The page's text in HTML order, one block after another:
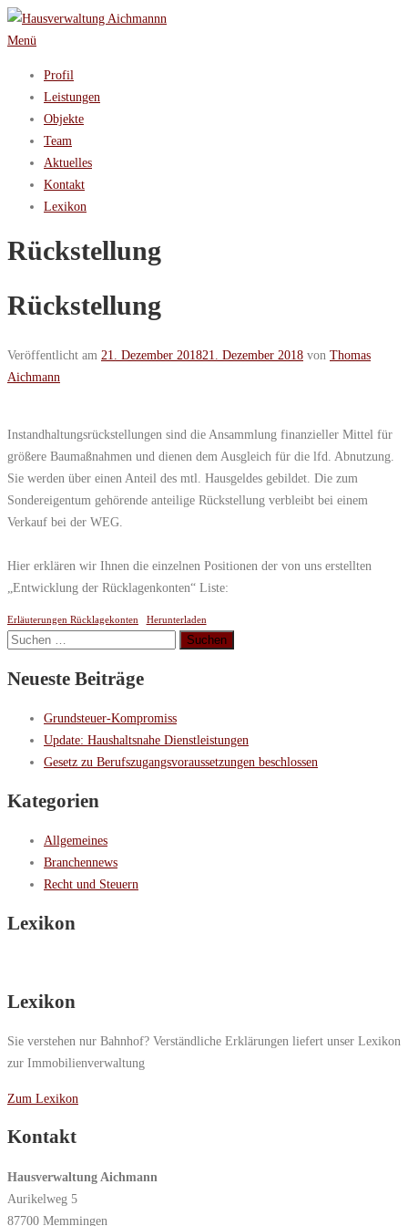
Zum
Inhalt
Menü
Profil
Leistungen
Objekte
Team
Aktuelles
Kontakt
Lexikon
Rückstellung
Rückstellung
Veröffentlicht am 21. Dezember 201821. Dezember 2018 von Thomas
Aichmann
Instandhaltungsrückstellungen sind die Ansammlung finanzieller Mittel für
größere Baumaßnahmen und dienen dem Ausgleich für die lfd. Abnutzung.
Sie werden über einen Anteil des mtl. Hausgeldes gebildet. Die zum
Sondereigentum gehörende anteilige Rückstellung verbleibt bei einem
Verkauf bei der WEG.
Hier erklären wir Ihnen die einzelnen Positionen der von uns erstellten
„Entwicklung der Rücklagenkonten“ Liste:
Erläuterungen Rücklagekonten Herunterladen
Suchen
Neueste Beiträge
Grundsteuer-Kompromiss
Update: Haushaltsnahe Dienstleistungen
Gesetz zu Berufszugangsvoraussetzungen beschlossen
Kategorien
Allgemeines
Branchennews
Recht und Steuern
Lexikon
Lexikon
Sie verstehen nur Bahnhof? Verständliche Erklärungen liefert unser Lexikon
zur Immobilienverwaltung
Zum Lexikon
Kontakt
Hausverwaltung Aichmann
Aurikelweg 5
87700 Memmingen